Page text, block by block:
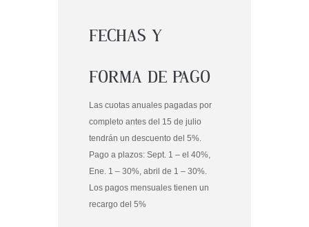
FECHAS Y
FORMA DE PAGO
Las cuotas anuales pagadas por
completo antes del 15 de julio
tendrán un descuento del 5%.
Pago a plazos: Sept. 1 – el 40%,
Ene. 1 – 30%, abril de 1 – 30%.
Los pagos mensuales tienen un
recargo del 5%